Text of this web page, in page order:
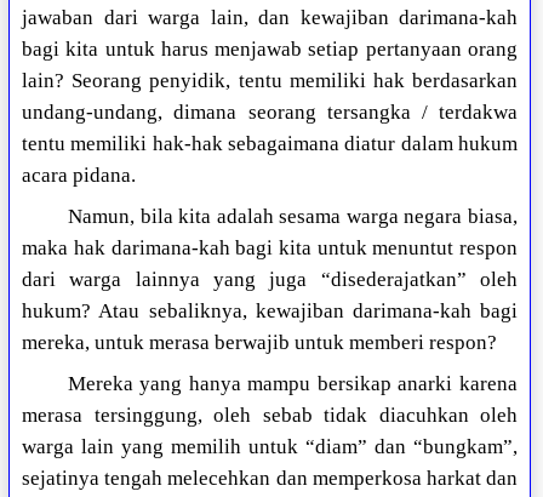
jawaban dari warga lain, dan kewajiban darimana-kah
bagi kita untuk harus menjawab setiap pertanyaan orang
lain? Seorang penyidik, tentu memiliki hak berdasarkan
undang-undang, dimana seorang tersangka / terdakwa
tentu memiliki hak-hak sebagaimana diatur dalam hukum
acara pidana.
Namun, bila kita adalah sesama warga negara biasa,
maka hak darimana-kah bagi kita untuk menuntut respon
dari warga lainnya yang juga “disederajatkan” oleh
hukum? Atau sebaliknya, kewajiban darimana-kah bagi
mereka, untuk merasa berwajib untuk memberi respon?
Mereka yang hanya mampu bersikap anarki karena
merasa tersinggung, oleh sebab tidak diacuhkan oleh
warga lain yang memilih untuk “diam” dan “bungkam”,
sejatinya tengah melecehkan dan memperkosa harkat dan